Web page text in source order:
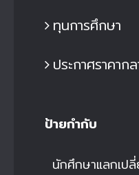
ทุนการศึกษา
ประกาศราคาก
ป้ายกำกับ
นักศึกษาแลกเป